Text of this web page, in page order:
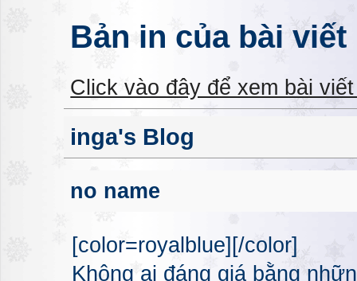
Bản in của bài viết
Click vào đây để xem bài
inga's Blog
no name
[color=royalblue][/color]
Không ai đáng giá bằng